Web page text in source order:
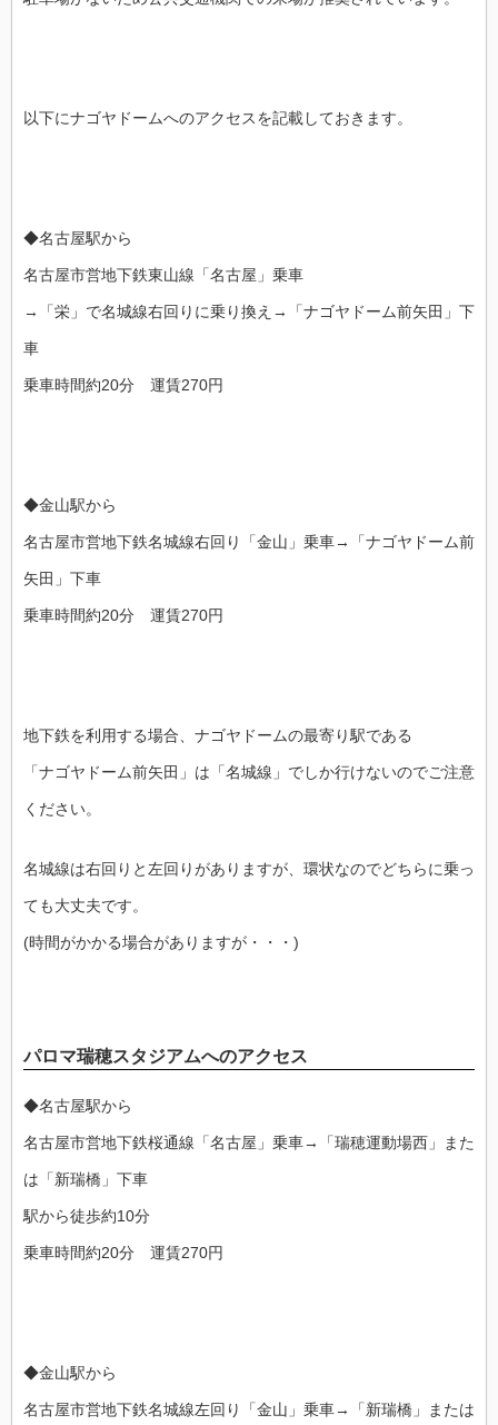
以下にナゴヤドームへのアクセスを記載しておきます。
◆名古屋駅から
名古屋市営地下鉄東山線「名古屋」乗車
→「栄」で名城線右回りに乗り換え→「ナゴヤドーム前矢田」下
車
乗車時間約20分 運賃270円
◆金山駅から
名古屋市営地下鉄名城線右回り「金山」乗車→「ナゴヤドーム前
矢田」下車
乗車時間約20分 運賃270円
地下鉄を利用する場合、ナゴヤドームの最寄り駅である
「ナゴヤドーム前矢田」は「名城線」でしか行けないのでご注意
ください。
名城線は右回りと左回りがありますが、環状なのでどちらに乗っ
ても大丈夫です。
(時間がかかる場合がありますが・・・)
パロマ瑞穂スタジアムへのアクセス
◆名古屋駅から
名古屋市営地下鉄桜通線「名古屋」乗車→「瑞穂運動場西」また
は「新瑞橋」下車
駅から徒歩約10分
乗車時間約20分 運賃270円
◆金山駅から
名古屋市営地下鉄名城線左回り「金山」乗車→「新瑞橋」または